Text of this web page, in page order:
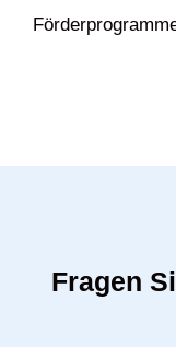
Fragen